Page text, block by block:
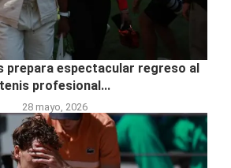
prepara espectacular regreso al
tenis profesional...
28 mayo, 2026